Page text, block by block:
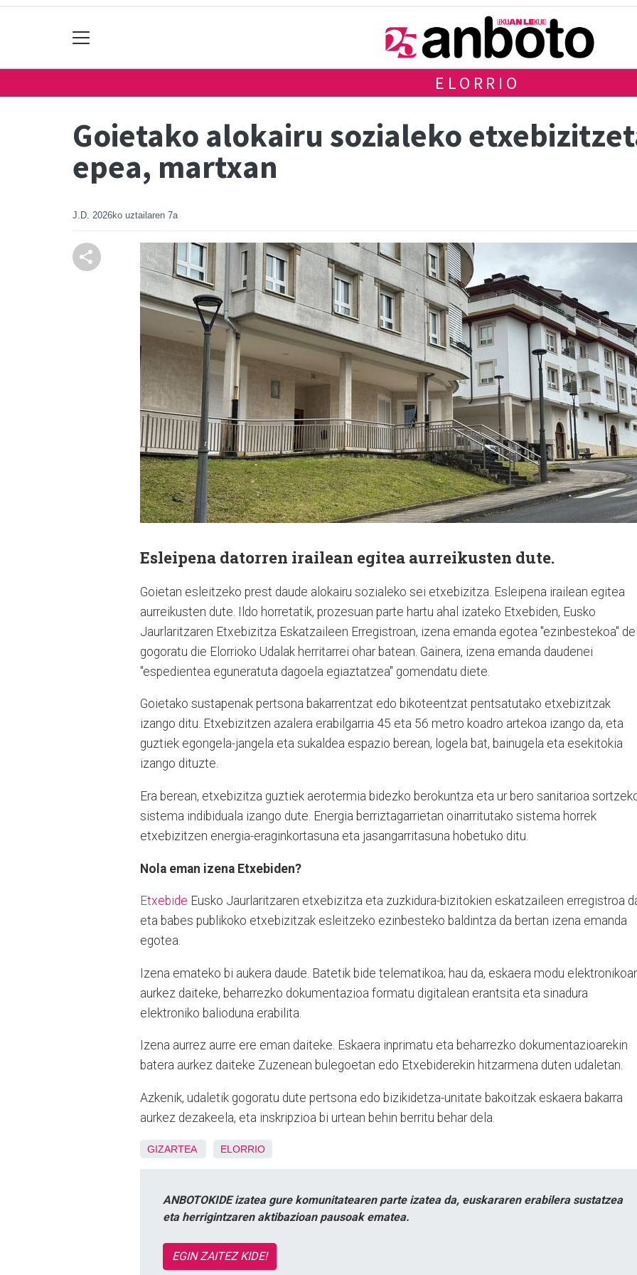
ELORRIO
Goietako alokairu sozialeko
epea, martxan
J.D. 2026ko uztailaren 7a
Esleipena datorren irailean egitea aurreikusten dute.
Goietan esleitzeko prest daude alokairu sozialeko sei etxebizitza. Esleipena irailean egitea
aurreikusten dute. Ildo horretatik, prozesuan parte hartu ahal izateko Etxebiden, Eusko
Jaurlaritzaren Etxebizitza Eskatzaileen Erregistroan, izena emanda egotea "ezinbestekoa"
gogoratu die Elorrioko Udalak herritarrei ohar batean. Gainera, izena emanda daudenei
"espedientea eguneratuta dagoela egiaztatzea" gomendatu diete.
Goietako sustapenak pertsona bakarrentzat edo bikoteentzat pentsatutako etxebizitzak
izango ditu. Etxebizitzen azalera erabilgarria 45 eta 56 metro koadro artekoa izango da, eta
guztiek egongela-jangela eta sukaldea espazio berean, logela bat, bainugela eta esekitokia
izango dituzte.
Era berean, etxebizitza guztiek aerotermia bidezko berokuntza eta ur bero sanitarioa
sistema indibiduala izango dute. Energia berriztagarrietan oinarritutako sistema horrek
etxebizitzen energia-eraginkortasuna eta jasangarritasuna hobetuko ditu.
Nola eman izena Etxebiden?
Etxebide Eusko Jaurlaritzaren etxebizitza eta zuzkidura-bizitokien eskatzaileen erregistroa
eta babes publikoko etxebizitzak esleitzeko ezinbesteko baldintza da bertan izena emanda
egotea.
Izena emateko bi aukera daude. Batetik bide telematikoa; hau da, eskaera modu
aurkez daiteke, beharrezko dokumentazioa formatu digitalean erantsita eta sinadura
elektroniko balioduna erabilita.
Izena aurrez aurre ere eman daiteke. Eskaera inprimatu eta beharrezko dokumentazioarekin
batera aurkez daiteke Zuzenean bulegoetan edo Etxebiderekin hitzarmena duten udaletan.
Azkenik, udaletik gogoratu dute pertsona edo bizikidetza-unitate bakoitzak eskaera bakarra
aurkez dezakeela, eta inskripzioa bi urtean behin berritu behar dela.
GIZARTEA ELORRIO
ANBOTOKIDE izatea gure komunitatearen parte izatea da, euskararen erabilera sustatzea
eta herrigintzaren aktibazioan pausoak ematea.
EGIN ZAITEZ KIDE!